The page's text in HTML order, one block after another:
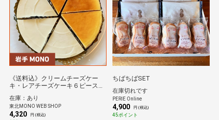
《送料込》クリームチーズケー
キ・レアチーズケーキ６ピース詰
在庫：あり
東北MONO WEB SHOP
4,320 円 (税込)
ちばちばSET
在庫切れです
PERIE Online
4,900 円 (税込)
45ポイント